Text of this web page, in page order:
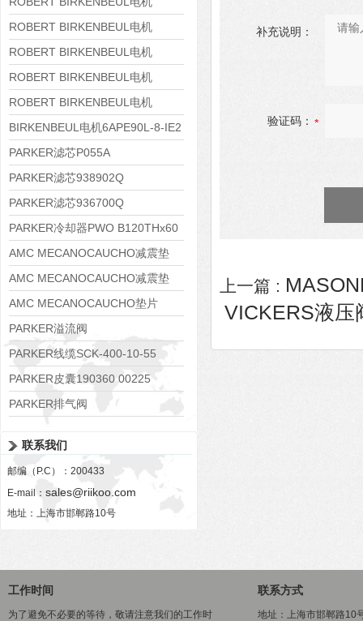
8APE160L-4-IE3
ROBERT BIRKENBEUL电机
8APE112M-6K-IE3
ROBERT BIRKENBEUL电机
8APE100L-2 IE3
ROBERT BIRKENBEUL电机
8APE90S-4 IE3
ROBERT BIRKENBEUL电机
8APE80M-2K-IE3
BIRKENBEUL电机6APE90L-8-IE2
PARKER滤芯P055A
PARKER滤芯938902Q
PARKER滤芯936700Q
PARKER冷却器PWO B120THx60
AMC MECANOCAUCHO减震垫
138552
AMC MECANOCAUCHO减震垫
138551
AMC MECANOCAUCHO垫片
608074
PARKER溢流阀
RE06M35W2N1KWXG087
PARKER线缆SCK-400-10-55
PARKER皮囊190360 00225
PARKER排气阀
联系我们
邮编（P.C）：200433
E-mail： sales@riikoo.com
地址：上海市邯郸路10号
补充说明：
验证码：
上一篇 :
VICKERS液压
工作时间
为了避免不必要的等待，敬请注意我们的工作时
联系方式
地址：上海市邯郸路10